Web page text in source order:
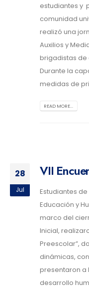
estudiantes y
comunidad
realizó una
Auxilios y
brigadistas de
Durante la
medidas de
READ MORE...
28
Jul
VII
Estudiantes
Educación y
marco del
Inicial,
Preescolar”,
dinámicas,
presentaron a
desarrollo